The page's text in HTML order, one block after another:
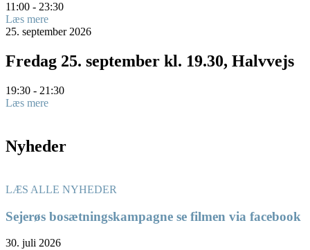
11:00 - 23:30
Læs mere
25. september 2026
Fredag 25. september kl. 19.30, Halvvejs
19:30 - 21:30
Læs mere
Nyheder
LÆS ALLE NYHEDER
Sejerøs bosætningskampagne se filmen via facebook
30. juli 2026